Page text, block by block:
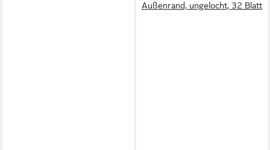
Außenrand, ungelocht, 32 Blatt